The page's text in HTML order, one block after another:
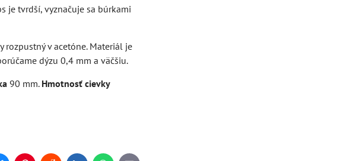
je tvrdší, vyznačuje sa búrkami
rozpustný v acetóne. Materiál je
dýzu 0,4 mm a väčšiu.
90 mm. Hmotnosť cievky